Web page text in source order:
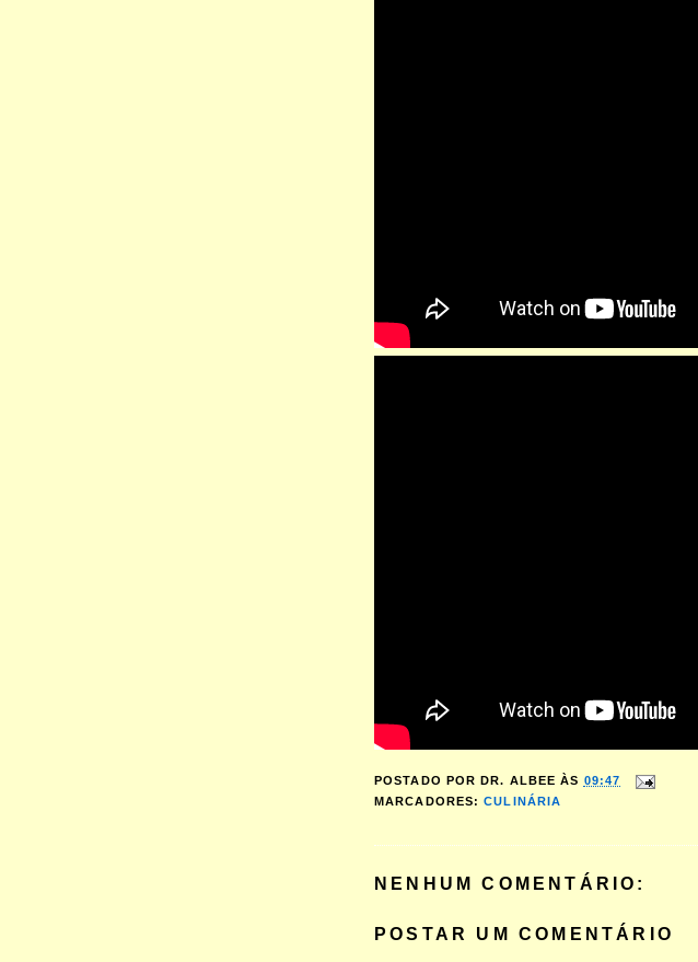
POSTADO POR DR. ALBEE ÀS 09:47
MARCADORES:CULINÁRIA
NENHUM COMENTÁRIO:
POSTAR UM COMENTÁRIO